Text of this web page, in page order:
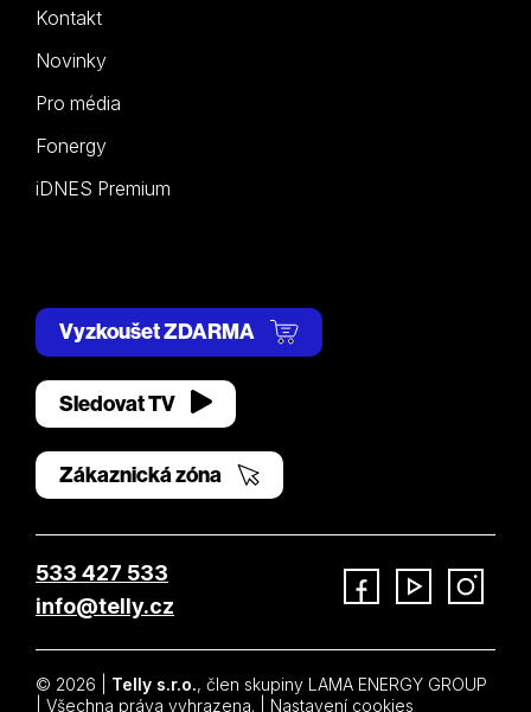
Kontakt
Novinky
Pro média
Fonergy
iDNES Premium
Vyzkoušet ZDARMA
Sledovat TV
Zákaznická zóna
533 427 533
info@telly.cz
© 2026 | Telly s.r.o., člen skupiny LAMA ENERGY GROUP
| Všechna práva vyhrazena. | Nastavení cookies